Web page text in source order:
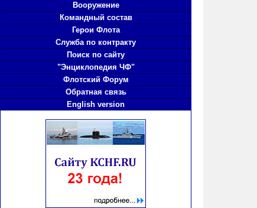
Вооружение
Командный состав
Герои Флота
Служба по контракту
Поиск по сайту
"Энциклопедия ЧФ"
Флотский Форум
Обратная связь
English version